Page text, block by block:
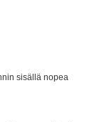
sisällä nopea